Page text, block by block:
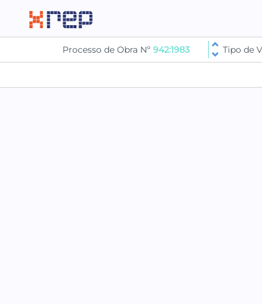
Processo de Obra Nº 942:1983 Tipo de